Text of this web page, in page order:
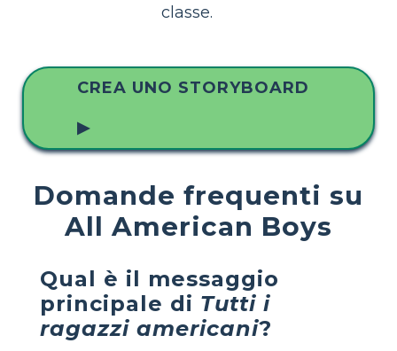
classe.
CREA UNO STORYBOARD
▶
Domande frequenti su
All American Boys
Qual è il messaggio
principale di Tutti i
ragazzi americani?